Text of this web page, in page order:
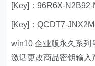
[Key]：96R6X-
[Key]：QCDT7-
win10 企业版永久系列
激话更改商品密钥输入